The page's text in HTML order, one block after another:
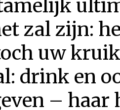
zal zijn:
uw
drink en
– haar